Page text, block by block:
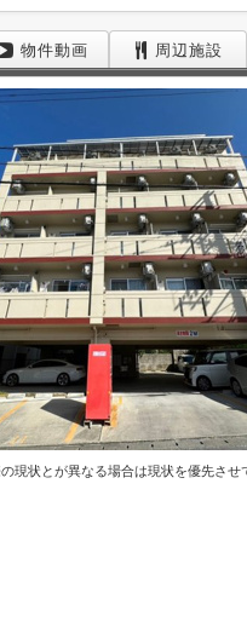
物件動画 周辺施設
現状とが異なる場合は現状を優先させ